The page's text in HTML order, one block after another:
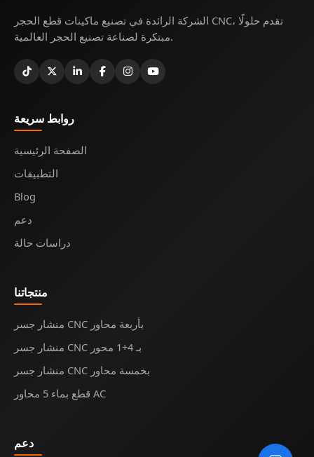
الشركة الرائدة في تصنيع ماكينات قطع الحجر CNC، تقدم حلولًا
مبتكرة لصناعة تصنيع الحجر العالمية.
روابط سريعة
الصفحة الرئيسية
التطبيقات
Blog
دعم
دراسات حالة
منتجاتنا
منشار جسر CNC بأربعة محاور
منشار جسر CNC بـ 4+1 محور
منشار جسر CNC بخمسة محاور
قطع بماء 5 محاور AC
دعم